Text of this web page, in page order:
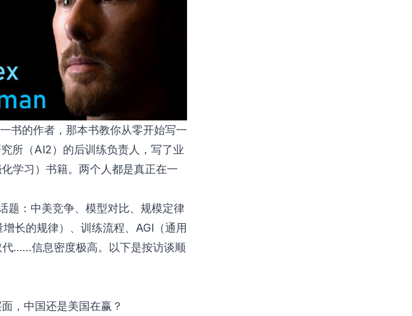
书的作者，那本书教你从零开始写一
所（AI2）的后训练负责人，写了业
学习）书籍。两个人都是真正在一
题：中美竞争、模型对比、规模定律
长的规律）、训练流程、AGI（通用
代……信息密度极高。以下是按访谈顺
，中国还是美国在赢？